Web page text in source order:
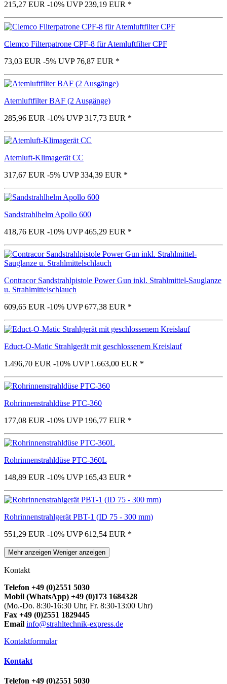
215,27 EUR -10% UVP 239,19 EUR *
Clemco Filterpatrone CPF-8 für Atemluftfilter CPF
73,03 EUR -5% UVP 76,87 EUR *
Atemluftfilter BAF (2 Ausgänge)
285,96 EUR -10% UVP 317,73 EUR *
Atemluft-Klimagerät CC
317,67 EUR -5% UVP 334,39 EUR *
Sandstrahlhelm Apollo 600
418,76 EUR -10% UVP 465,29 EUR *
Contracor Sandstrahlpistole Power Gun inkl. Strahlmittel-Sauglanze
u. Strahlmittelschlauch
609,65 EUR -10% UVP 677,38 EUR *
Educt-O-Matic Strahlgerät mit geschlossenem Kreislauf
1.496,70 EUR -10% UVP 1.663,00 EUR *
Rohrinnenstrahldüse PTC-360
177,08 EUR -10% UVP 196,77 EUR *
Rohrinnenstrahldüse PTC-360L
148,89 EUR -10% UVP 165,43 EUR *
Rohrinnenstrahlgerät PBT-1 (ID 75 - 300 mm)
551,29 EUR -10% UVP 612,54 EUR *
Mehr anzeigen Weniger anzeigen
Kontakt
Telefon +49 (0)2551 5030
Mobil (WhatsApp) +49 (0)173 1684328
(Mo.-Do. 8:30-16:30 Uhr, Fr. 8:30-13:00 Uhr)
Fax +49 (0)2551 1829445
Email info@strahltechnik-express.de
Kontaktformular
Kontakt
Telefon +49 (0)2551 5030